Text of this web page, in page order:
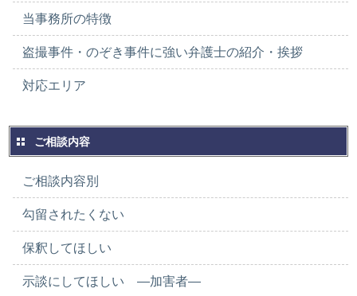
当事務所の特徴
盗撮事件・のぞき事件に強い弁護士の紹介・挨拶
対応エリア
ご相談内容
ご相談内容別
勾留されたくない
保釈してほしい
示談にしてほしい ―加害者―